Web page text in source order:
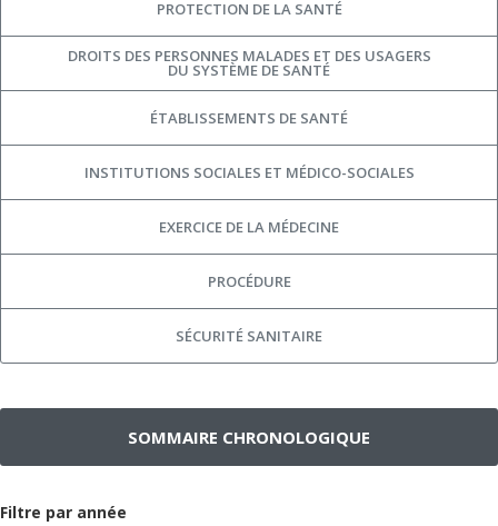
PROTECTION DE LA SANTÉ
DROITS DES PERSONNES MALADES ET DES USAGERS
DU SYSTÈME DE SANTÉ
ÉTABLISSEMENTS DE SANTÉ
INSTITUTIONS SOCIALES ET MÉDICO-SOCIALES
EXERCICE DE LA MÉDECINE
PROCÉDURE
SÉCURITÉ SANITAIRE
SOMMAIRE CHRONOLOGIQUE
Filtre par année